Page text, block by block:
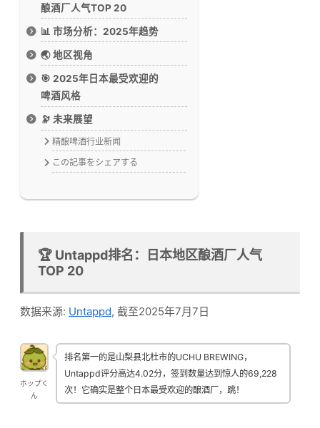
酿酒厂人气TOP 20
📊 市场分析：2025年趋势
🌏 地区视角
🎯 2025年日本最受欢迎的
啤酒风格
🔭 未来展望
精酿啤酒行业新闻
この記事をシェアする
🏆 Untappd排名：日本地区酿酒厂人气
TOP 20
数据来源: Untappd, 截至2025年7月7日
ホップく
ん
排名第一的是山梨县北杜市的UCHU BREWING，
Untappd评分高达4.02分，签到数量达到惊人的69,228
次！它确实是整个日本最受欢迎的酿酒厂，跳！